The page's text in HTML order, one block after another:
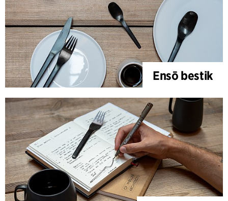
Ensō bestik